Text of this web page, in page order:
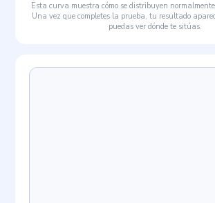
Esta curva muestra cómo se distribuyen
Una vez que completes la prueba, tu resultado
puedas ver dónde te sitúas.